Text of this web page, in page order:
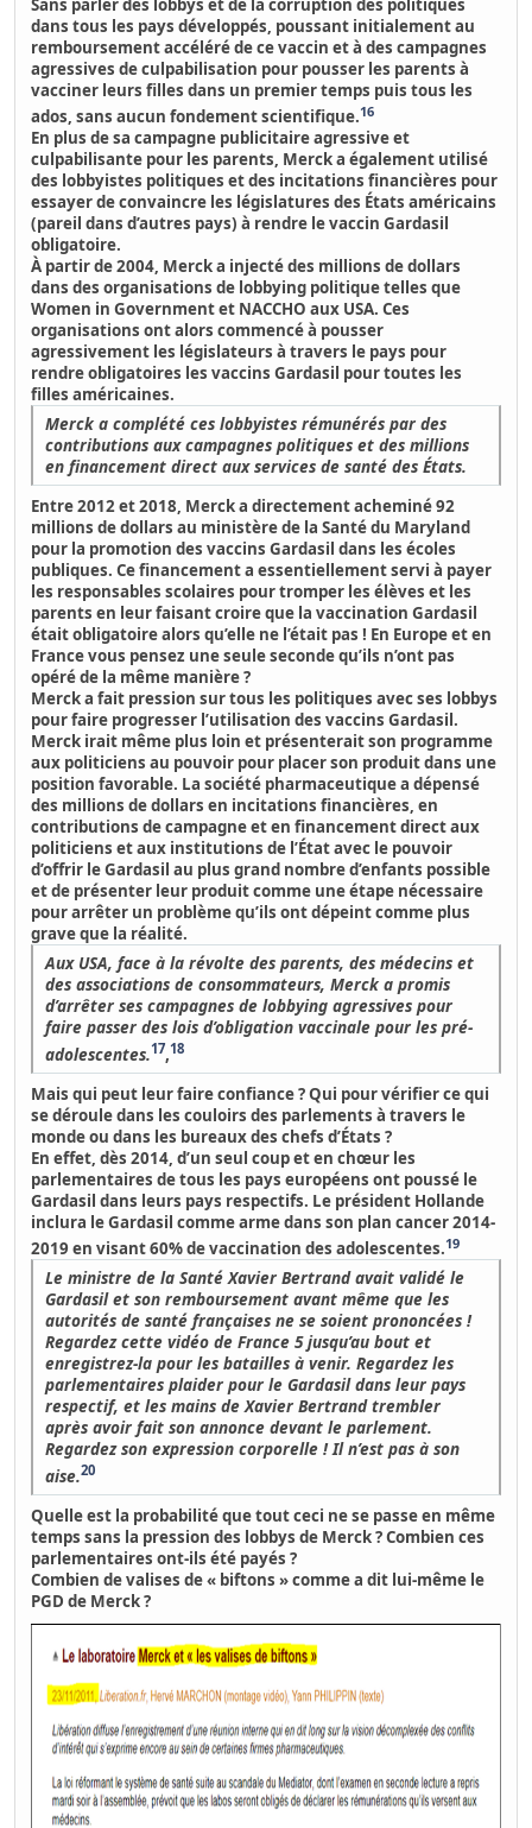
Sans parler des lobbys et de la corruption des politiques
dans tous les pays développés, poussant initialement au
remboursement accéléré de ce vaccin et à des campagnes
agressives de culpabilisation pour pousser les parents à
vacciner leurs filles dans un premier temps puis tous les
ados, sans aucun fondement scientifique.16
En plus de sa campagne publicitaire agressive et
culpabilisante pour les parents, Merck a également utilisé
des lobbyistes politiques et des incitations financières pour
essayer de convaincre les législatures des États américains
(pareil dans d’autres pays) à rendre le vaccin Gardasil
obligatoire.
À partir de 2004, Merck a injecté des millions de dollars
dans des organisations de lobbying politique telles que
Women in Government et NACCHO aux USA. Ces
organisations ont alors commencé à pousser
agressivement les législateurs à travers le pays pour
rendre obligatoires les vaccins Gardasil pour toutes les
filles américaines.
Merck a complété ces lobbyistes rémunérés par des
contributions aux campagnes politiques et des millions
en financement direct aux services de santé des États.
Entre 2012 et 2018, Merck a directement acheminé 92
millions de dollars au ministère de la Santé du Maryland
pour la promotion des vaccins Gardasil dans les écoles
publiques. Ce financement a essentiellement servi à payer
les responsables scolaires pour tromper les élèves et les
parents en leur faisant croire que la vaccination Gardasil
était obligatoire alors qu’elle ne l’était pas ! En Europe et en
France vous pensez une seule seconde qu’ils n’ont pas
opéré de la même manière ?
Merck a fait pression sur tous les politiques avec ses lobbys
pour faire progresser l’utilisation des vaccins Gardasil.
Merck irait même plus loin et présenterait son programme
aux politiciens au pouvoir pour placer son produit dans une
position favorable. La société pharmaceutique a dépensé
des millions de dollars en incitations financières, en
contributions de campagne et en financement direct aux
politiciens et aux institutions de l’État avec le pouvoir
d’offrir le Gardasil au plus grand nombre d’enfants possible
et de présenter leur produit comme une étape nécessaire
pour arrêter un problème qu’ils ont dépeint comme plus
grave que la réalité.
Aux USA, face à la révolte des parents, des médecins et
des associations de consommateurs, Merck a promis
d’arrêter ses campagnes de lobbying agressives pour
faire passer des lois d’obligation vaccinale pour les pré-
adolescentes.17,18
Mais qui peut leur faire confiance ? Qui pour vérifier ce qui
se déroule dans les couloirs des parlements à travers le
monde ou dans les bureaux des chefs d’États ?
En effet, dès 2014, d’un seul coup et en chœur les
parlementaires de tous les pays européens ont poussé le
Gardasil dans leurs pays respectifs. Le président Hollande
inclura le Gardasil comme arme dans son plan cancer 2014-
2019 en visant 60% de vaccination des adolescentes.19
Le ministre de la Santé Xavier Bertrand avait validé le
Gardasil et son remboursement avant même que les
autorités de santé françaises ne se soient prononcées !
Regardez cette vidéo de France 5 jusqu’au bout et
enregistrez-la pour les batailles à venir. Regardez les
parlementaires plaider pour le Gardasil dans leur pays
respectif, et les mains de Xavier Bertrand trembler
après avoir fait son annonce devant le parlement.
Regardez son expression corporelle ! Il n’est pas à son
aise.20
Quelle est la probabilité que tout ceci ne se passe en même
temps sans la pression des lobbys de Merck ? Combien ces
parlementaires ont-ils été payés ?
Combien de valises de « biftons » comme a dit lui-même le
PGD de Merck ?